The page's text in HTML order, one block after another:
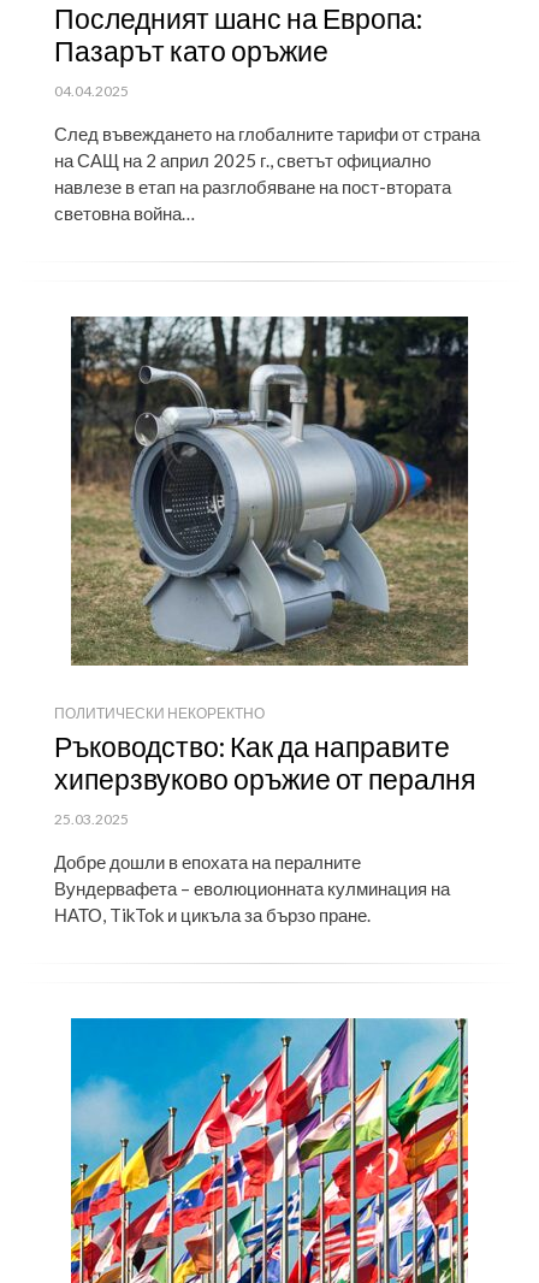
Последният шанс на Европа:
Пазарът като оръжие
ПУБЛИКУВАНО
04.04.2025
След въвеждането на глобалните тарифи от страна
на САЩ на 2 април 2025 г., светът официално
навлезе в етап на разглобяване на пост-втората
световна война…
ПОЛИТИЧЕСКИ НЕКОРЕКТНО
Ръководство: Как да направите
хиперзвуково оръжие от пералня
ПУБЛИКУВАНО
25.03.2025
Добре дошли в епохата на пералните
Вундервафета – еволюционната кулминация на
НАТО, TikTok и цикъла за бързо пране.